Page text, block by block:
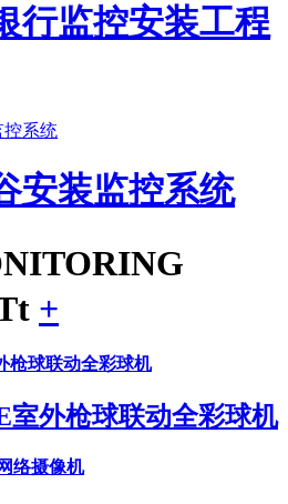
行监控安装工程
安装监控系统
+
室外枪球联动全彩球机